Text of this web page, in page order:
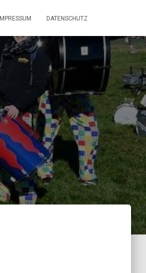
IMPRESSUM DATENSCHUTZ